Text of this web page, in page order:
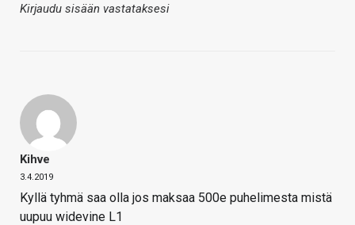
Kirjaudu sisään vastataksesi
Kihve
3.4.2019
Kyllä tyhmä saa olla jos maksaa 500e puhelimesta mistä
uupuu widevine L1